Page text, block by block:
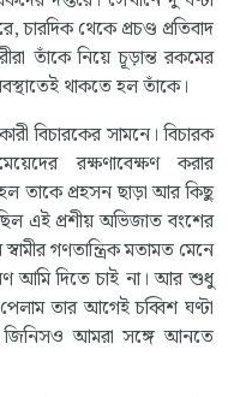
থেকে প্রচণ্ড প্রতিবাদ
তাঁকে নিয়ে চূড়ান্ত রকমের
থাকতে হল তাঁকে।
বিচারকের সামনে। বিচারক
রক্ষণাবেক্ষণ করার
তাকে প্রহসন ছাড়া আর কিছু
এই প্রশীয় অভিজাত বংশের
গণতান্ত্রিক মতামত মেনে
আমি দিতে চাই না। আর শুধু
তার আগেই চব্বিশ ঘণ্টা
জিনিসও আমরা সঙ্গে আনতে